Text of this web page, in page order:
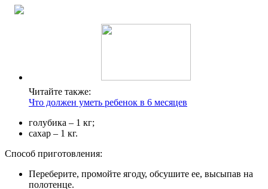
Читайте также:
Что должен уметь ребенок в 6 месяцев
голубика – 1 кг;
сахар – 1 кг.
Способ приготовления:
Переберите, промойте ягоду, обсушите ее, высыпав на
полотенце.